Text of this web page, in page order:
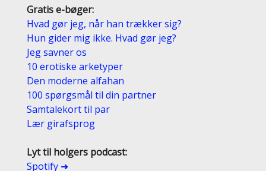
Gratis e-bøger:
Hvad gør jeg, når han trækker sig?
Hun gider mig ikke. Hvad gør jeg?
Jeg savner os
10 erotiske arketyper
Den moderne alfahan
100 spørgsmål til din partner
Samtalekort til par
Lær girafsprog
Lyt til holgers podcast:
Spotify ➜